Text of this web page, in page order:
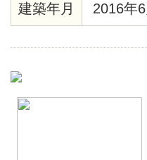
建築年月 2016年